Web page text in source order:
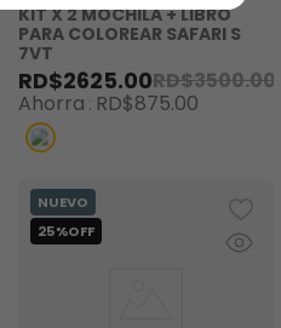
KIT X 2 MOCHILA + LIBRO
PARA COLOREAR SAFARI S
7VT
RD$2625.00RD$3500.00
Ahorra RD$875.00